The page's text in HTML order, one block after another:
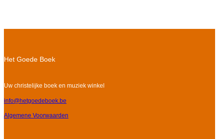
Het Goede Boek
Uw christelijke boek en muziek winkel
info@hetgoedeboek.be
Algemene Voorwaarden